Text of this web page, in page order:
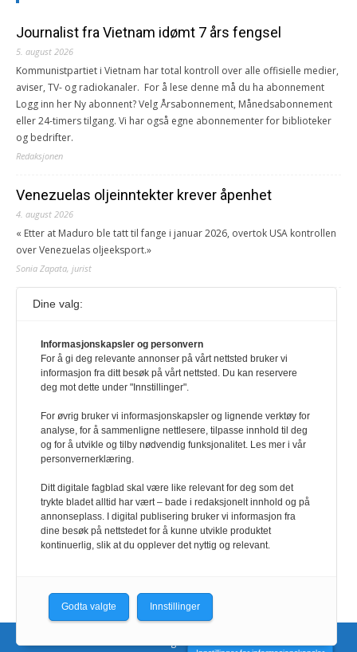
Journalist fra Vietnam idømt 7 års fengsel
5. august 2026
Kommunistpartiet i Vietnam har total kontroll over alle offisielle medier,
aviser, TV- og radiokanaler. For å lese denne må du ha abonnement
Logg inn her Ny abonnent? Velg Årsabonnement, Månedsabonnement
eller 24-timers tilgang. Vi har også egne abonnementer for biblioteker
og bedrifter.
Redaksjonen
Venezuelas oljeinntekter krever åpenhet
4. august 2026
« Etter at Maduro ble tatt til fange i januar 2026, overtok USA kontrollen
over Venezuelas oljeeksport.»
Sonia Zapata, jurist
117,8 millioner er på flukt, en nedgang fra forrige
1. august 2026
Ville ha tilsvart verdens trettende største land i folketall. For å lese
denne må du ha abonnement Logg inn her Ny abonnent? Velg
også egne abonnementer for biblioteker og bedrifter.
Redaksjonen
Nettsidene utvikles og driftes av CoreTrek AS.
Dine valg:
Informasjonskapsler og personvern
For å gi deg relevante annonser på vårt nettsted bruker vi
informasjon fra ditt besøk på vårt nettsted. Du kan reservere
deg mot dette under "Innstillinger".
For øvrig bruker vi informasjonskapsler og lignende verktøy for
analyse, for å sammenligne nettlesere, tilpasse innhold til deg
og for å utvikle og tilby nødvendig funksjonalitet. Les mer i vår
personvernerklæring.
Ditt digitale fagblad skal være like relevant for deg som det
trykte bladet alltid har vært – bade i redaksjonelt innhold og på
annonseplass. I digital publisering bruker vi informasjon fra
dine besøk på nettstedet for å kunne utvikle produktet
kontinuerlig, slik at du opplever det nyttig og relevant.
Godta valgte Innstillinger